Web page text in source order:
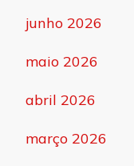
junho 2026
maio 2026
abril 2026
março 2026